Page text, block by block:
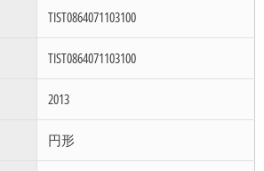
TIST0864071103100
TIST0864071103100
2013
円形